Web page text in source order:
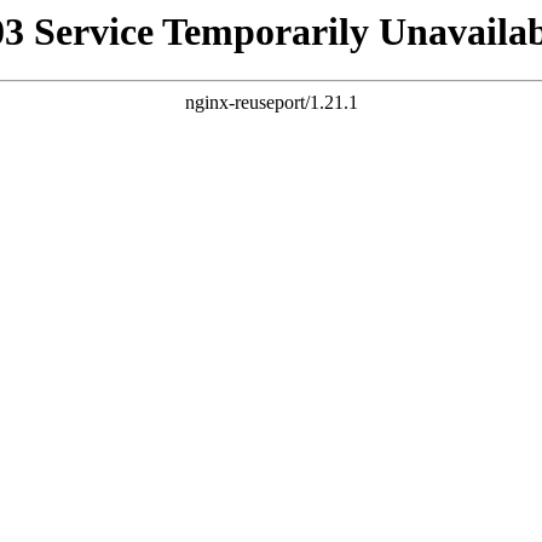
Service Temporarily
nginx-reuseport/1.21.1